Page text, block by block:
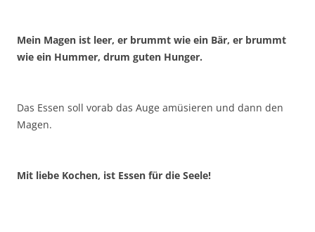
Mein Magen ist leer, er brummt wie ein Bär, er brummt
wie ein Hummer, drum guten Hunger.
Das Essen soll vorab das Auge amüsieren und dann den
Magen.
Mit liebe Kochen, ist Essen für die Seele!